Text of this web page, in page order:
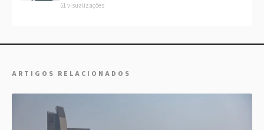
51 visualizações
ARTIGOS RELACIONADOS